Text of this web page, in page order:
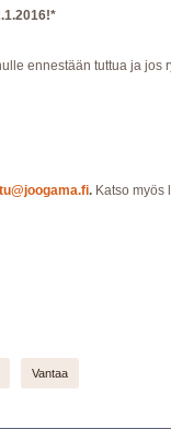
ennestään tuttua ja jos
. Katso myös
Vantaa